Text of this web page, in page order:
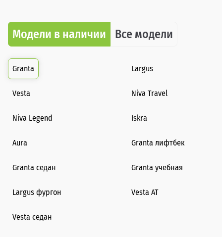
Модели в наличии Все модели
Granta Largus
Vesta Niva Travel
Niva Legend Iskra
Aura Granta лифтбек
Granta седан Granta учебная
Largus фургон Vesta AT
Vesta седан